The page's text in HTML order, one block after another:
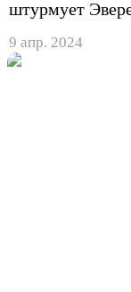
штурмует
9 апр. 2024